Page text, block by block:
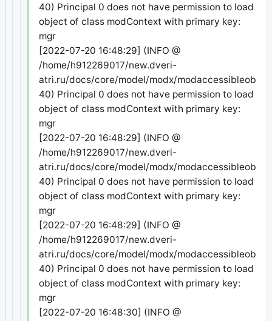
40) Principal 0 does not have permission to load
object of class modContext with primary key:
mgr
[2022-07-20 16:48:29] (INFO @
/home/h912269017/new.dveri-
atri.ru/docs/core/model/modx/
40) Principal 0 does not have permission to load
object of class modContext with primary key:
mgr
[2022-07-20 16:48:29] (INFO @
/home/h912269017/new.dveri-
atri.ru/docs/core/model/modx/
40) Principal 0 does not have permission to load
object of class modContext with primary key:
mgr
[2022-07-20 16:48:29] (INFO @
/home/h912269017/new.dveri-
atri.ru/docs/core/model/modx/
40) Principal 0 does not have permission to load
object of class modContext with primary key:
mgr
[2022-07-20 16:48:30] (INFO @